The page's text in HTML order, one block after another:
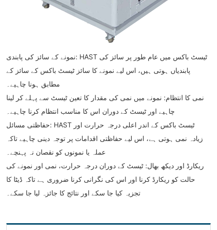
نمونے کے سائز کی پابندی: HAST ٹیسٹ باکس میں عام طور پر سائز کی
پابندیاں ہوتی ہیں، اس لیے نمونے کا سائز ٹیسٹ باکس کے سائز کے
مطابق ہونا چاہیے۔
نمی کا انتظام: نمونے میں نمی کی مقدار کا تعین ٹیسٹ سے پہلے کر لینا
چاہیے اور ٹیسٹ کے دوران اس کا مناسب انتظام کرنا چاہیے۔
حفاظتی مسائل: HAST ٹیسٹ باکس کے اندر اعلی درجہ حرارت اور
زیادہ نمی ہوتی ہے، اس لیے حفاظتی اقدامات پر توجہ دینی چاہیے تاکہ
عملہ یا نمونوں کو نقصان نہ پہنچے۔
ریکارڈ اور دیکھ بھال: ٹیسٹ کے دوران درجہ حرارت، نمی اور نمونے کی
حالت کو ریکارڈ کرنا اور اس کی نگرانی کرنا ضروری ہے تاکہ ڈیٹا کا
تجزیہ کیا جا سکے اور نتائج کا جائزہ لیا جا سکے۔